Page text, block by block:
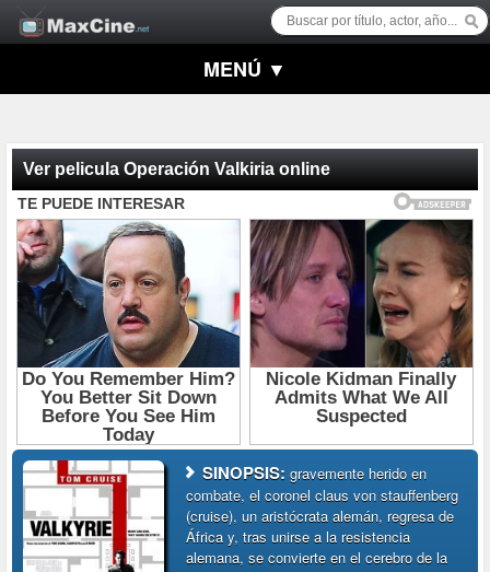
MENÚ ▼
Ver pelicula Operación Valkiria online
SINOPSIS:gravemente herido en
combate, el coronel claus von stauffenberg
(cruise), un aristócrata alemán, regresa de
África y, tras unirse a la resistencia
alemana, se convierte en el cerebro de la